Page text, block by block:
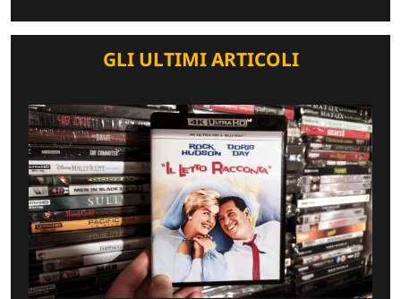
GLI ULTIMI ARTICOLI